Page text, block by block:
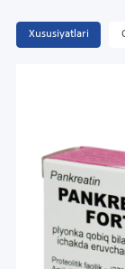
Xususiyatlari